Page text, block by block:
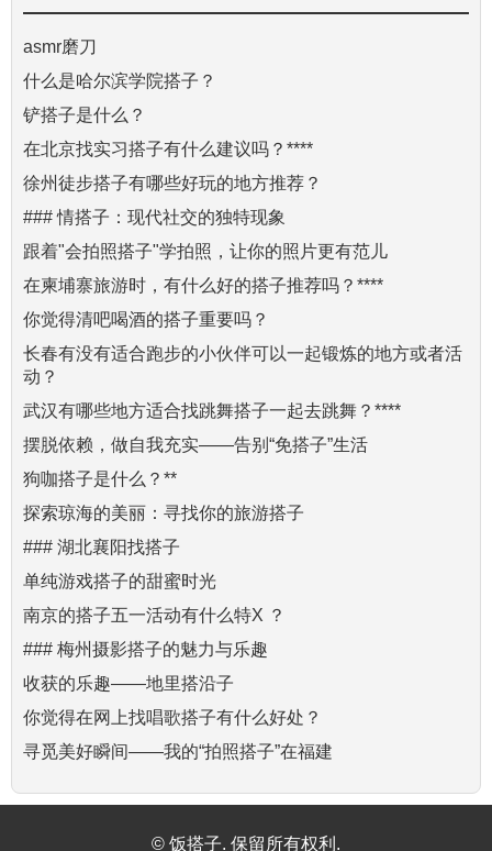
asmr磨刀
什么是哈尔滨学院搭子？
铲搭子是什么？
在北京找实习搭子有什么建议吗？****
徐州徒步搭子有哪些好玩的地方推荐？
### 情搭子：现代社交的独特现象
跟着"会拍照搭子"学拍照，让你的照片更有范儿
在柬埔寨旅游时，有什么好的搭子推荐吗？****
你觉得清吧喝酒的搭子重要吗？
长春有没有适合跑步的小伙伴可以一起锻炼的地方或者活
动？
武汉有哪些地方适合找跳舞搭子一起去跳舞？****
摆脱依赖，做自我充实——告别“免搭子”生活
狗咖搭子是什么？**
探索琼海的美丽：寻找你的旅游搭子
### 湖北襄阳找搭子
单纯游戏搭子的甜蜜时光
南京的搭子五一活动有什么特X ？
### 梅州摄影搭子的魅力与乐趣
收获的乐趣——地里搭沿子
你觉得在网上找唱歌搭子有什么好处？
寻觅美好瞬间——我的“拍照搭子”在福建
© 饭搭子. 保留所有权利.